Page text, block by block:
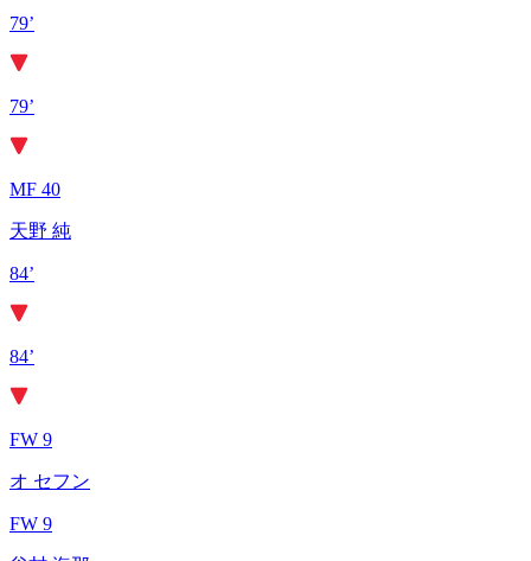
79’
79’
MF 40
天野 純
84’
84’
FW 9
オ セフン
FW 9